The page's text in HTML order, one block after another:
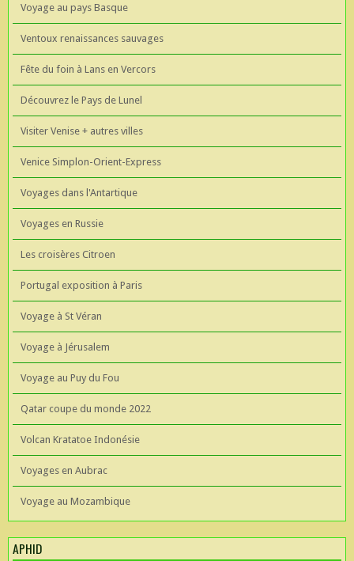
Voyage au pays Basque
Ventoux renaissances sauvages
Fête du foin à Lans en Vercors
Découvrez le Pays de Lunel
Visiter Venise + autres villes
Venice Simplon-Orient-Express
Voyages dans l'Antartique
Voyages en Russie
Les croisères Citroen
Portugal exposition à Paris
Voyage à St Véran
Voyage à Jérusalem
Voyage au Puy du Fou
Qatar coupe du monde 2022
Volcan Kratatoe Indonésie
Voyages en Aubrac
Voyage au Mozambique
APHID